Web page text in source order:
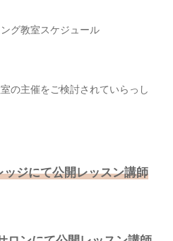
グ教室スケジュール
の主催をご検討されていらっし
ジにて公開レッスン講師